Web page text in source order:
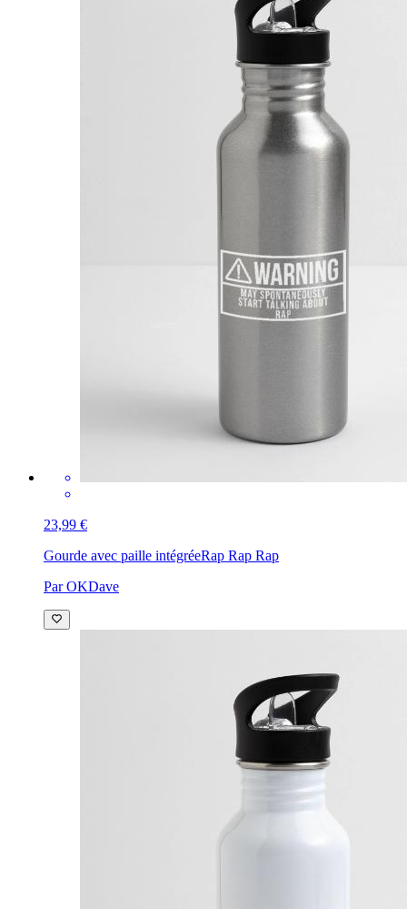
23,99 €
Gourde avec paille intégréeRap Rap Rap
Par OKDave